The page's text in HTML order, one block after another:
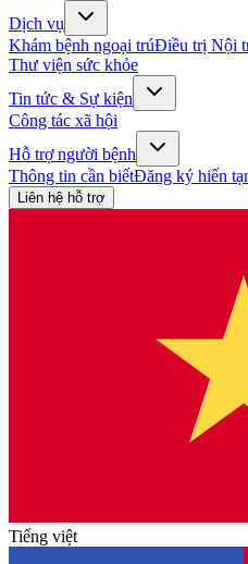
Dịch vụ
Khám bệnh ngoại trúĐiều trị Nội
Thư viện sức khỏe
Tin tức & Sự kiện
Công tác xã hội
Hỗ trợ người bệnh
Thông tin cần biếtĐăng ký hiến
Liên hệ hỗ trợ
Tiếng việt